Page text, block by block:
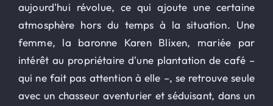
aujourd'hui révolue, ce qui ajoute une certaine
atmosphère hors du temps à la situation. Une
femme, la baronne Karen Blixen, mariée par
intérêt au propriétaire d'une plantation de café –
qui ne fait pas attention à elle –, se retrouve seule
avec un chasseur aventurier et séduisant, dans un